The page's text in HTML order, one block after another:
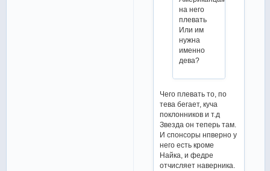
на него
плевать
Или им
нужна
именно
дева?
Чего плевать то, по
тева бегает, куча
поклонников и т.д
Звезда он теперь там.
И спонсоры нпверно у
него есть кроме
Найка, и федре
отчисляет наверника.